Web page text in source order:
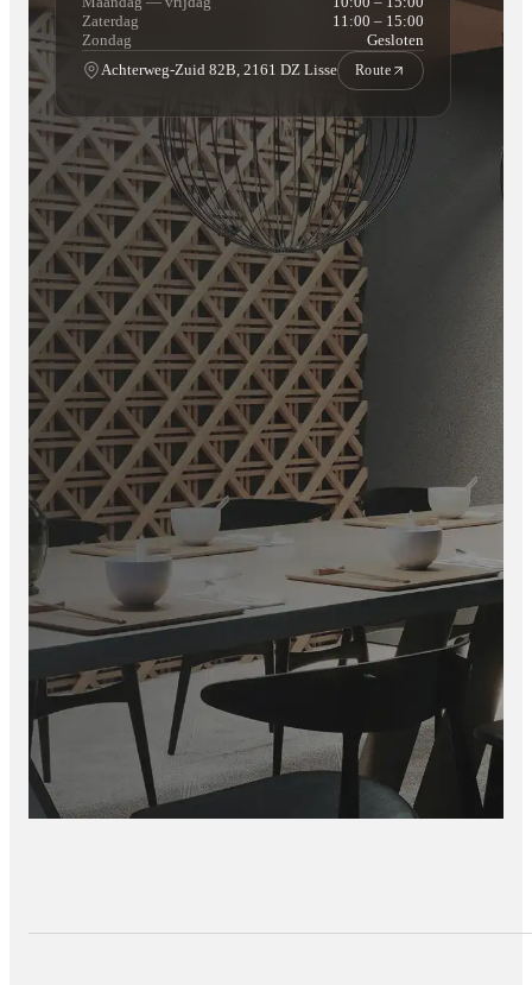
Zaterdag
11:00 – 15:00
Zondag
Gesloten
Achterweg-Zuid 82B, 2161 DZ Lisse
Route